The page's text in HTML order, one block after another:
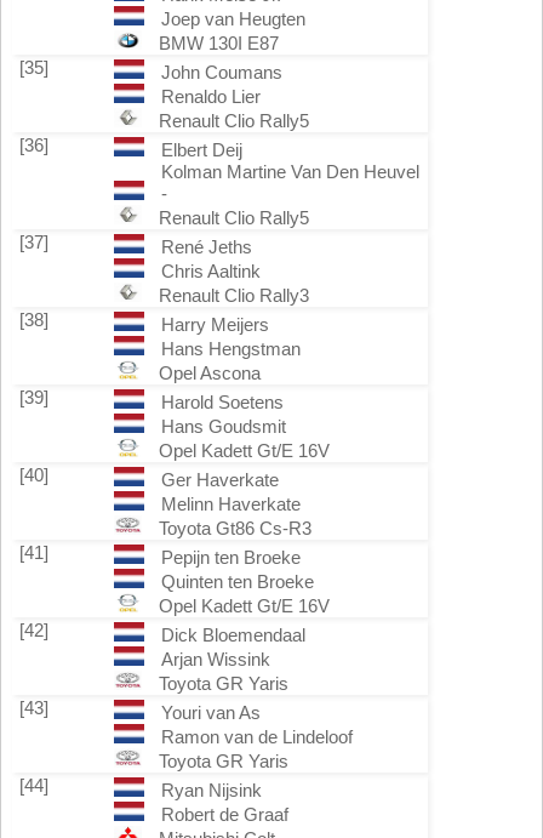
Joep van Heugten
BMW 130I E87
[35]
John Coumans
Renaldo Lier
Renault Clio Rally5
[36]
Elbert Deij
Kolman Martine Van Den Heuvel
-
Renault Clio Rally5
[37]
René Jeths
Chris Aaltink
Renault Clio Rally3
[38]
Harry Meijers
Hans Hengstman
Opel Ascona
[39]
Harold Soetens
Hans Goudsmit
Opel Kadett Gt/E 16V
[40]
Ger Haverkate
Melinn Haverkate
Toyota Gt86 Cs-R3
[41]
Pepijn ten Broeke
Quinten ten Broeke
Opel Kadett Gt/E 16V
[42]
Dick Bloemendaal
Arjan Wissink
Toyota GR Yaris
[43]
Youri van As
Ramon van de Lindeloof
Toyota GR Yaris
[44]
Ryan Nijsink
Robert de Graaf